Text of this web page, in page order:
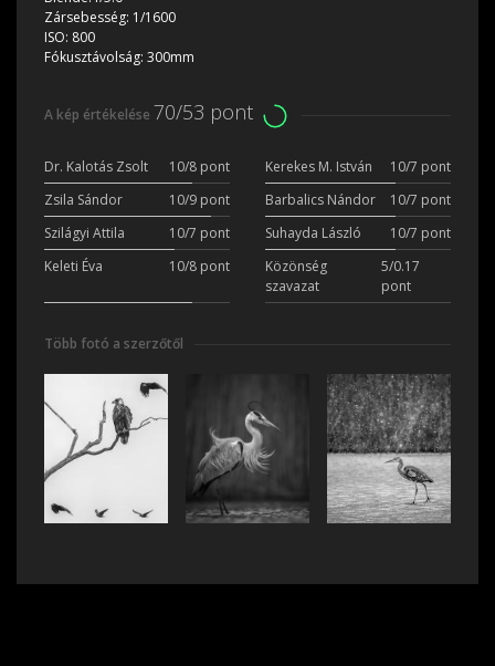
Zársebesség: 1/1600
ISO: 800
Fókusztávolság: 300mm
A kép értékelése 70/53 pont
Dr. Kalotás Zsolt 10/8 pont Kerekes M. István
10/7 pont
Zsila Sándor
10/9 pont Barbalics Nándor
10/7 pont
Szilágyi Attila
10/7 pont Suhayda László
10/7 pont
Keleti Éva
10/8 pont
Közönség
szavazat
5/0.17
pont
Több fotó a szerzőtől